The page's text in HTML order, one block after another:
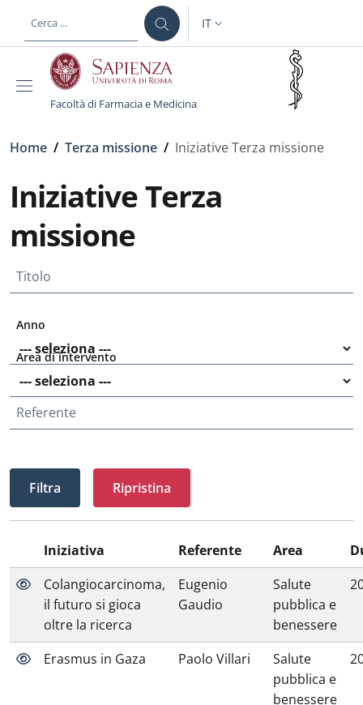
al contenuto principale
SELETTORE LINGUA:
IT
Facoltà di Farmacia e Medicina
Briciole di pane
Home / Terza missione / Iniziative Terza missione
Iniziative Terza
missione
Titolo
Anno
Area di intervento
Referente
Ripristina
Iniziativa Referente Area
Colangiocarcinoma,
il futuro si gioca
oltre la ricerca
Eugenio
Gaudio
Salute
pubblica e
benessere
Erasmus in Gaza Paolo Villari
Salute
pubblica e
benessere